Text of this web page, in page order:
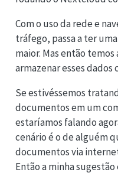
Com o uso da rede e
tráfego, passa a ter
maior. Mas então
armazenar esses dados
Se estivéssemos
documentos em um
estaríamos falando
cenário é o de alguém
documentos via
Então a minha